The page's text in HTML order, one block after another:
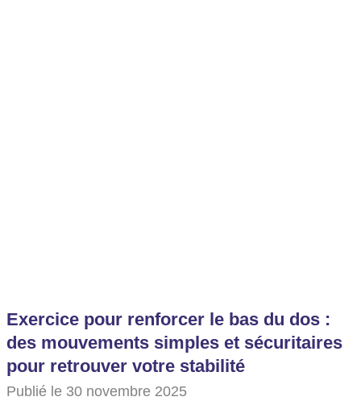
Exercice pour renforcer le bas du dos :
des mouvements simples et sécuritaires
pour retrouver votre stabilité
Publié le 30 novembre 2025